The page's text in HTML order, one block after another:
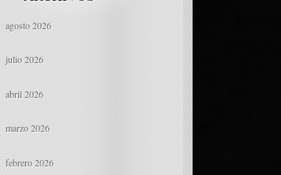
agosto 2026
julio 2026
abril 2026
marzo 2026
febrero 2026